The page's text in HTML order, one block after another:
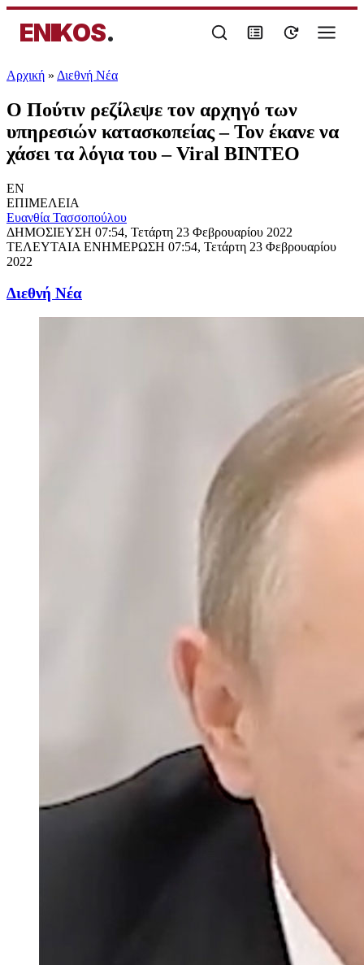
ENIKOS.
Αρχική » Διεθνή Νέα
Ο Πούτιν ρεζίλεψε τον αρχηγό των
υπηρεσιών κατασκοπείας – Τον έκανε να
χάσει τα λόγια του – Viral ΒΙΝΤΕΟ
EN
ΕΠΙΜΕΛΕΙΑ
Ευανθία Τασσοπούλου
ΔΗΜΟΣΙΕΥΣΗ 07:54, Τετάρτη 23 Φεβρουαρίου 2022
ΤΕΛΕΥΤΑΙΑ ΕΝΗΜΕΡΩΣΗ 07:54, Τετάρτη 23 Φεβρουαρίου
2022
Διεθνή Νέα